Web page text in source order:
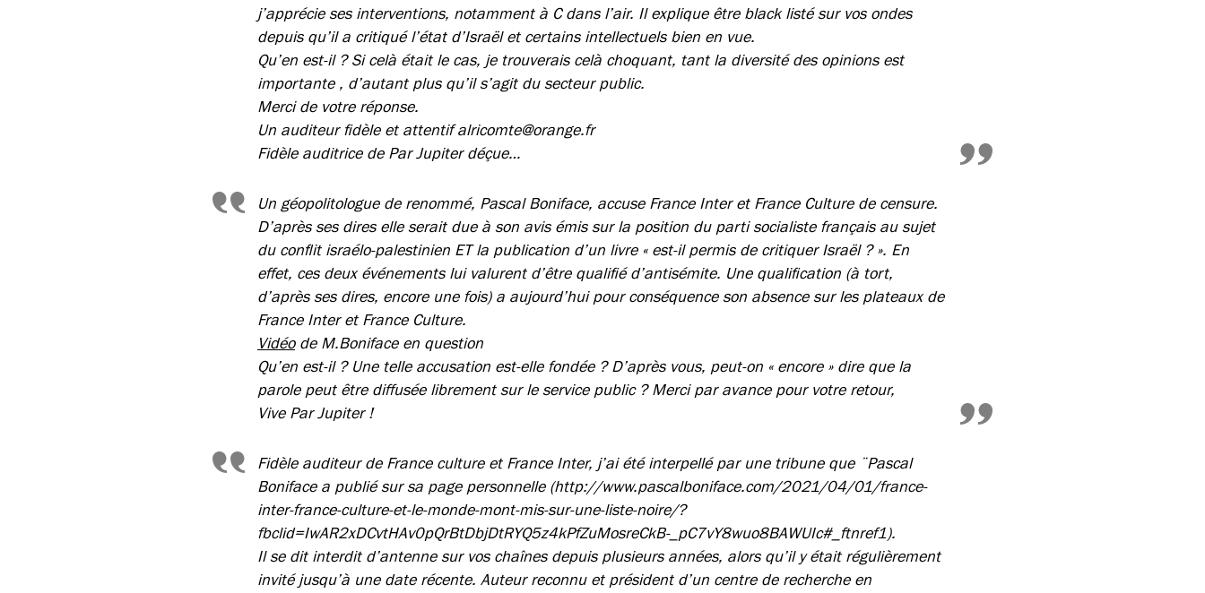
j’apprécie ses interventions, notamment à C dans l’air. Il explique être black listé sur vos ondes
depuis qu’il a critiqué l’état d’Israël et certains intellectuels bien en vue.
Qu’en est-il ? Si celà était le cas, je trouverais celà choquant, tant la diversité des opinions est
importante , d’autant plus qu’il s’agit du secteur public.
Merci de votre réponse.
Un auditeur fidèle et attentif alricomte@orange.fr
Fidèle auditrice de Par Jupiter déçue…
Un géopolitologue de renommé, Pascal Boniface, accuse France Inter et France Culture de censure.
D’après ses dires elle serait due à son avis émis sur la position du parti socialiste français au sujet
du conflit israélo-palestinien ET la publication d’un livre « est-il permis de critiquer Israël ? ». En
effet, ces deux événements lui valurent d’être qualifié d’antisémite. Une qualification (à tort,
d’après ses dires, encore une fois) a aujourd’hui pour conséquence son absence sur les plateaux de
France Inter et France Culture.
Vidéode M.Boniface en question
Qu’en est-il ? Une telle accusation est-elle fondée ? D’après vous, peut-on « encore » dire que la
parole peut être diffusée librement sur le service public ? Merci par avance pour votre retour,
Vive Par Jupiter !
Fidèle auditeur de France culture et France Inter, j’ai été interpellé par une tribune que ¨Pascal
Boniface a publié sur sa page personnelle (http://www.pascalboniface.com/2021/04/01/france-
inter-france-culture-et-le-monde-mont-mis-sur-une-liste-noire/?
fbclid=IwAR2xDCvtHAv0pQrBtDbjDtRYQ5z4kPfZuMosreCkB-_pC7vY8wuo8BAWUIc#_ftnref1).
Il se dit interdit d’antenne sur vos chaînes depuis plusieurs années, alors qu’il y était régulièrement
invité jusqu’à une date récente. Auteur reconnu et président d’un centre de recherche en